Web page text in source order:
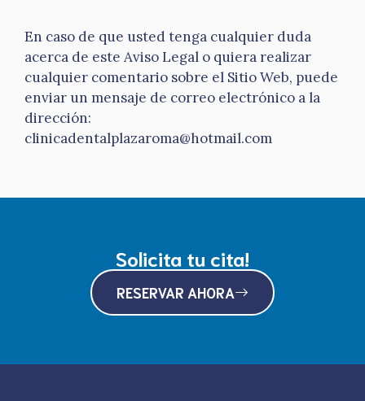
En caso de que usted tenga cualquier duda
acerca de este Aviso Legal o quiera realizar
cualquier comentario sobre el Sitio Web, puede
enviar un mensaje de correo electrónico a la
dirección:
clinicadentalplazaroma@hotmail.com
Solicita tu cita!
RESERVAR AHORA